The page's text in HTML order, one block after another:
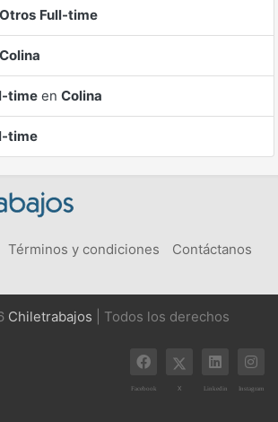
Otros Full-time
Colina
time en Colina
time
Términos y condiciones
Contáctanos
Chiletrabajos | Todos los derechos
Facebook X Linkedin Instagram